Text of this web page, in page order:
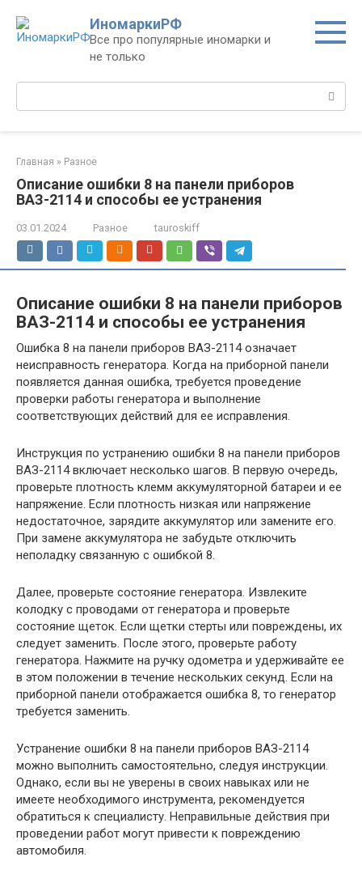
контенту
ИномаркиРФ
Все про популярные иномарки и
не только
Поиск:
Главная » Разное
Описание ошибки 8 на панели приборов
ВАЗ-2114 и способы ее устранения
03.01.2024 Разное tauroskiff
Описание ошибки 8 на панели приборов
ВАЗ-2114 и способы ее устранения
Ошибка 8 на панели приборов ВАЗ-2114 означает
неисправность генератора. Когда на приборной панели
появляется данная ошибка, требуется проведение
проверки работы генератора и выполнение
соответствующих действий для ее исправления.
Инструкция по устранению ошибки 8 на панели приборов
ВАЗ-2114 включает несколько шагов. В первую очередь,
проверьте плотность клемм аккумуляторной батареи и ее
напряжение. Если плотность низкая или напряжение
недостаточное, зарядите аккумулятор или замените его.
При замене аккумулятора не забудьте отключить
неполадку связанную с ошибкой 8.
Далее, проверьте состояние генератора. Извлеките
колодку с проводами от генератора и проверьте
состояние щеток. Если щетки стерты или повреждены, их
следует заменить. После этого, проверьте работу
генератора. Нажмите на ручку одометра и удерживайте ее
в этом положении в течение нескольких секунд. Если на
приборной панели отображается ошибка 8, то генератор
требуется заменить.
Устранение ошибки 8 на панели приборов ВАЗ-2114
можно выполнить самостоятельно, следуя инструкции.
Однако, если вы не уверены в своих навыках или не
имеете необходимого инструмента, рекомендуется
обратиться к специалисту. Неправильные действия при
проведении работ могут привести к повреждению
автомобиля.